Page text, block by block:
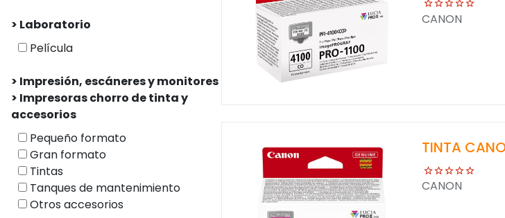
> Laboratorio
Película
> Impresión, escáneres y monitores
> Impresoras chorro de tinta y
accesorios
Pequeño formato
Gran formato
Tintas
Tanques de mantenimiento
Otros accesorios
CANON
TINTA
CANON